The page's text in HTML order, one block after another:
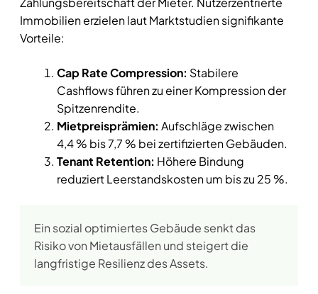
Immobilien erzielen laut Marktstudien signifikante
Vorteile:
Cap Rate Compression: Stabilere
Cashflows führen zu einer Kompression der
Spitzenrendite.
Mietpreisprämien: Aufschläge zwischen
4,4 % bis 7,7 % bei zertifizierten Gebäuden.
Tenant Retention: Höhere Bindung
reduziert Leerstandskosten um bis zu 25 %.
Ein sozial optimiertes Gebäude senkt das
Risiko von Mietausfällen und steigert die
langfristige Resilienz des Assets.